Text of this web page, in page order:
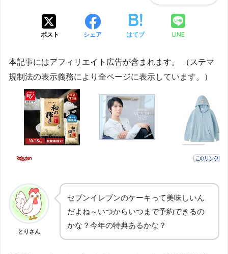
ポスト シェア はてブ LINE
本記事にはアフィリエイト広告が含まれます。 （ステマ
規制法の表示義務により全ページに表示しています。）
とりさん
セブンイレブンのケーキって美味しいん
だよね～いつからいつまで予約できるの
かな？今年の特典あるかな？